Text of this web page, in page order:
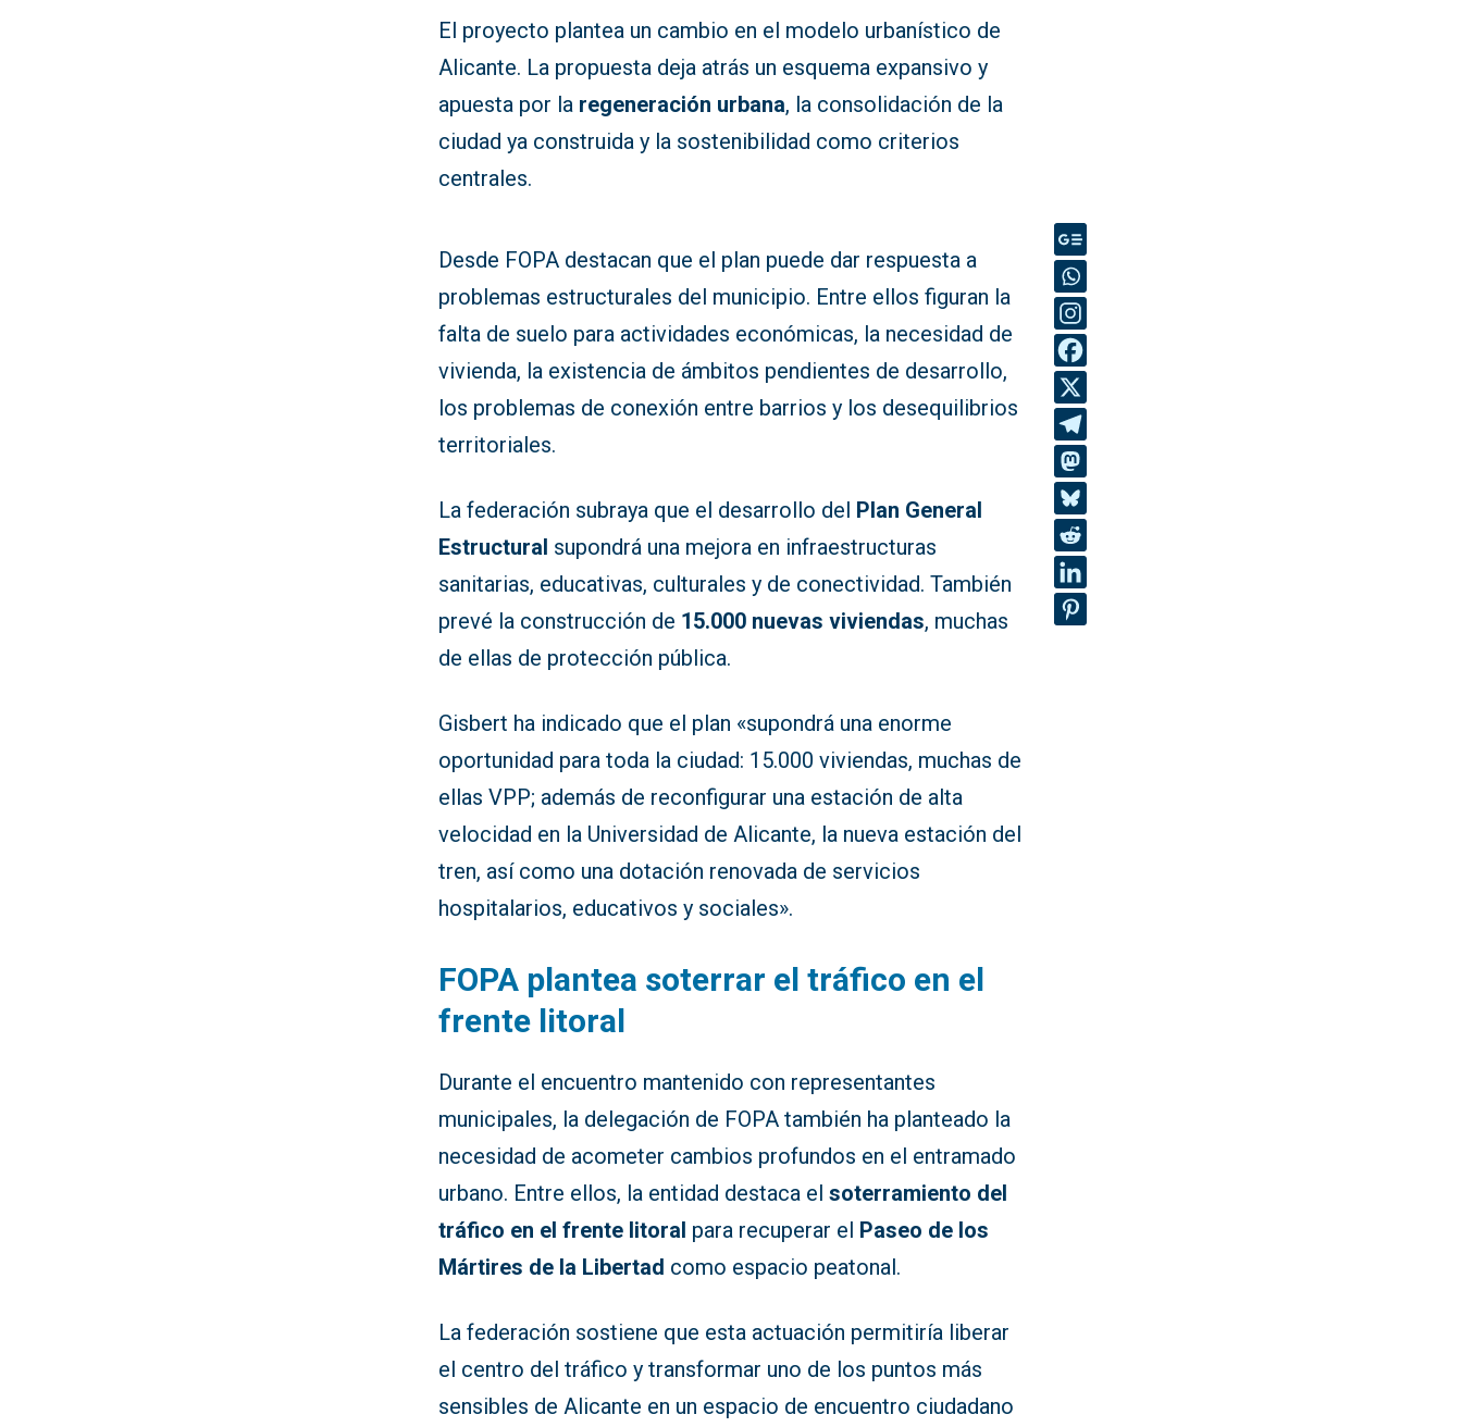
El proyecto plantea un cambio en el modelo urbanístico de
Alicante. La propuesta deja atrás un esquema expansivo y
apuesta por la regeneración urbana, la consolidación de la
ciudad ya construida y la sostenibilidad como criterios
centrales.
Desde FOPA destacan que el plan puede dar respuesta a
problemas estructurales del municipio. Entre ellos figuran la
falta de suelo para actividades económicas, la necesidad de
vivienda, la existencia de ámbitos pendientes de desarrollo,
los problemas de conexión entre barrios y los desequilibrios
territoriales.
La federación subraya que el desarrollo del Plan General
Estructural supondrá una mejora en infraestructuras
sanitarias, educativas, culturales y de conectividad. También
prevé la construcción de 15.000 nuevas viviendas, muchas
de ellas de protección pública.
Gisbert ha indicado que el plan «supondrá una enorme
oportunidad para toda la ciudad: 15.000 viviendas, muchas de
ellas VPP; además de reconfigurar una estación de alta
velocidad en la Universidad de Alicante, la nueva estación del
tren, así como una dotación renovada de servicios
hospitalarios, educativos y sociales».
FOPA plantea soterrar el tráfico en el
frente litoral
Durante el encuentro mantenido con representantes
municipales, la delegación de FOPA también ha planteado la
necesidad de acometer cambios profundos en el entramado
urbano. Entre ellos, la entidad destaca elsoterramiento del
tráfico en el frente litoral para recuperar el Paseo de los
Mártires de la Libertad como espacio peatonal.
La federación sostiene que esta actuación permitiría liberar
el centro del tráfico y transformar uno de los puntos más
sensibles de Alicante en un espacio de encuentro ciudadano